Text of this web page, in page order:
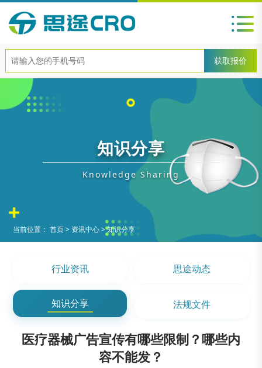
知识分享
Knowledge Sharing
当前位置：首页> 资讯中心>知识分享
行业资讯 思途动态
知识分享 法规文件
医疗器械广告宣传有哪些限制？哪些内
容不能发？